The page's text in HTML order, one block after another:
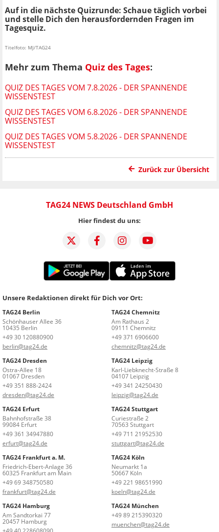
Auf in die nächste Quizrunde: Schaue täglich vorbei
und stelle Dich den herausfordernden Fragen im
Tagesquiz.
Titelfoto: MJ/TAG24
Mehr zum Thema Quiz des Tages:
QUIZ DES TAGES VOM 7.8.2026 - DER SPANNENDE
WISSENSTEST
QUIZ DES TAGES VOM 6.8.2026 - DER SPANNENDE
WISSENSTEST
QUIZ DES TAGES VOM 5.8.2026 - DER SPANNENDE
WISSENSTEST
Zurück zur Übersicht
TAG24 NEWS Deutschland GmbH
Hier findest du uns:
Unsere Redaktionen direkt für Dich vor Ort:
TAG24 Berlin
Schönhauser Allee 36
10435 Berlin
+49 30 120880900
berlin@tag24.de
TAG24 Chemnitz
Am Rathaus 2
09111 Chemnitz
+49 371 6906600
chemnitz@tag24.de
TAG24 Dresden
Ostra-Allee 18
01067 Dresden
+49 351 888-2424
dresden@tag24.de
TAG24 Leipzig
Karl-Liebknecht-Straße 8
04107 Leipzig
+49 341 24250430
leipzig@tag24.de
TAG24 Erfurt
Bahnhofstraße 38
99084 Erfurt
+49 361 34947880
erfurt@tag24.de
TAG24 Stuttgart
Curiestraße 2
70563 Stuttgart
+49 711 21952530
stuttgart@tag24.de
TAG24 Frankfurt a. M.
Friedrich-Ebert-Anlage 36
60325 Frankfurt am Main
+49 69 348750580
frankfurt@tag24.de
TAG24 Köln
Neumarkt 1a
50667 Köln
+49 221 98651990
koeln@tag24.de
TAG24 Hamburg
Am Sandtorkai 77
20457 Hamburg
TAG24 München
+49 89 215390320
muenchen@tag24.de